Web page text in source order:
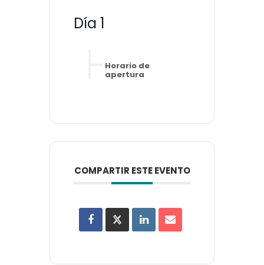
Día 1
Horario de
apertura
COMPARTIR ESTE EVENTO